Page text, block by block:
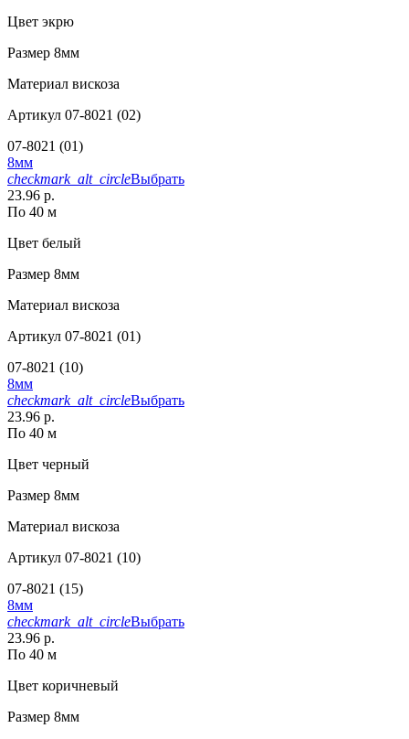
Цвет экрю
Размер 8мм
Материал вискоза
Артикул 07-8021 (02)
07-8021 (01)
8мм
checkmark_alt_circleВыбрать
23.96 р.
По 40 м
Цвет белый
Размер 8мм
Материал вискоза
Артикул 07-8021 (01)
07-8021 (10)
8мм
checkmark_alt_circleВыбрать
23.96 р.
По 40 м
Цвет черный
Размер 8мм
Материал вискоза
Артикул 07-8021 (10)
07-8021 (15)
8мм
checkmark_alt_circleВыбрать
23.96 р.
По 40 м
Цвет коричневый
Размер 8мм